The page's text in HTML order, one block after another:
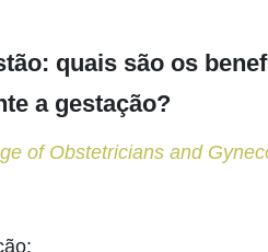
quais são os
a gestação?
of Obstetricians and